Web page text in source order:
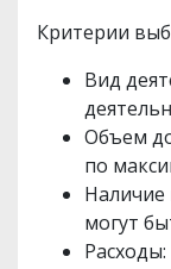
Критерии
Вид
Объем
по
Наличие
могут